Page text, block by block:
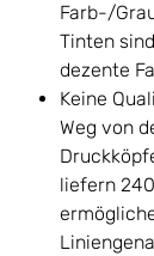
Farb-/
Tinten
dezente
Keine
Weg von
liefern